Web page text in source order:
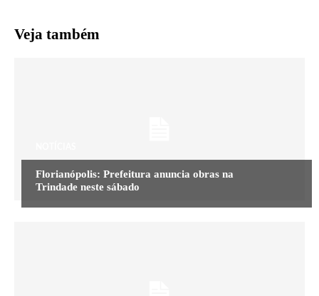
Veja também
Florianópolis: Prefeitura anuncia obras na
Trindade neste sábado